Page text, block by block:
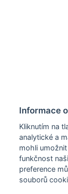
Informace
Kliknutím na
analytické a
mohli
funkčnost
preference
souborů